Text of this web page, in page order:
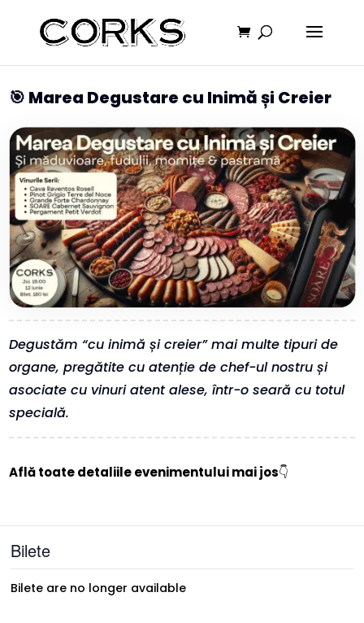
🎯 Marea Degustare cu Inimă și Creier
Degustăm “cu inimă și creier” mai multe tipuri de
organe, pregătite cu atenție de chef-ul nostru și
asociate cu vinuri atent alese, într-o seară cu totul
specială.
Află toate detaliile evenimentului mai jos👇
Bilete
Bilete are no longer available